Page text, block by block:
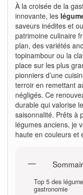
À la croisée de la
innovante, les
saveurs inédites et
patrimoine culinaire
plan, des variétés
topinambour ou la
place sur les plus
pionniers d’une
terroir en remettant
négligés. Ce
durable qui valorise
saisonnalité. Prêts à
légumes anciens, je
haute en couleurs et
Top 5 des
gastronomie